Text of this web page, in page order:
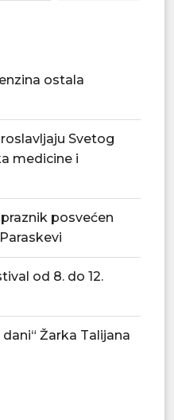
ostala
Svetog
medicine i
posvećen
od 8. do 12.
Žarka Talijana